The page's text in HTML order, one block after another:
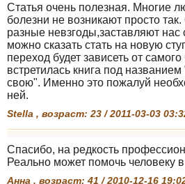
Статья очень полезная. Многие
болезни не возникают просто
разные невзгоды,заставляют нас
можно сказать стать на новую
переход будет зависеть от
встретилась книга под
свою". Именно это пожалуй
ней.
Stella , возраст: 23 / 2011-03-03
Спасибо, на редкость
Реально может помочь человеку
Анна , возраст: 41 / 2010-12-16